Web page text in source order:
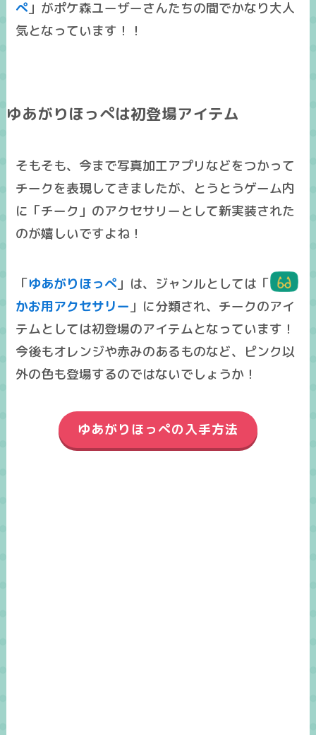
ぺ」がポケ森ユーザーさんたちの間でかなり大人
気となっています！！
ゆあがりほっぺは初登場アイテム
そもそも、今まで写真加工アプリなどをつかって
チークを表現してきましたが、とうとうゲーム内
に「チーク」のアクセサリーとして新実装された
のが嬉しいですよね！
「ゆあがりほっぺ 」は、ジャンルとしては「
かお用アクセサリー 」に分類され、 チークのアイ
テムとしては初登場のアイテムとなっています！
今後もオレンジや赤みのあるものなど、ピンク以
外の色も登場するのではないでしょうか！
ゆあがりほっぺの入手方法